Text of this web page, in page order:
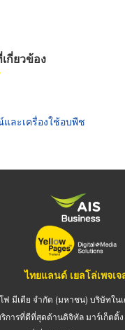
กี่ยวข้อง
ละเครื่องใช้อบพืช
ไทยแลนด์ เยลโล่เพจเจ
ฟ มีเดีย จำกัด (มหาชน) บริษัทใน
ารที่ดีที่สุดด้านดิจิทัล มาร์เก็ตติ้